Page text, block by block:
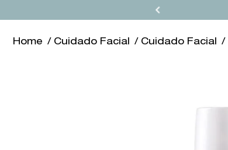
Cuidado Facial Cuidado Facial